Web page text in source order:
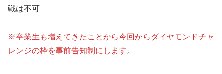
戦は不可
※卒業生も増えてきたことから今回からダイヤモンドチャ
レンジの枠を事前告知制にします。